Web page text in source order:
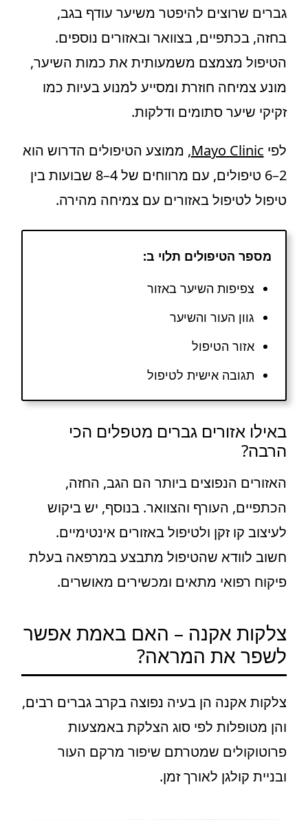
גברים שרוצים להיפטר משיער עודף בגב,
בחזה, בכתפיים, בצוואר ובאזורים נוספים.
הטיפול מצמצם משמעותית את כמות השיער,
מונע צמיחה חוזרת ומסייע למנוע בעיות כמו
זקיקי שיער סתומים ודלקות.
לפי Mayo Clinic, ממוצע הטיפולים הדרוש הוא
2–6 טיפולים, עם מרווחים של 4–8 שבועות בין
טיפול לטיפול באזורים עם צמיחה מהירה.
מספר הטיפולים תלוי ב:
צפיפות השיער באזור
גוון העור והשיער
אזור הטיפול
תגובה אישית לטיפול
באילו אזורים גברים מטפלים הכי
הרבה?
האזורים הנפוצים ביותר הם הגב, החזה,
הכתפיים, העורף והצוואר. בנוסף, יש ביקוש
לעיצוב קו זקן ולטיפול באזורים אינטימיים.
חשוב לוודא שהטיפול מתבצע במרפאה בעלת
פיקוח רפואי מתאים ומכשירים מאושרים.
צלקות אקנה – האם באמת אפשר
לשפר את המראה?
צלקות אקנה הן בעיה נפוצה בקרב גברים רבים,
והן מטופלות לפי סוג הצלקת באמצעות
פרוטוקולים שמטרתם שיפור מרקם העור
ובניית קולגן לאורך זמן.